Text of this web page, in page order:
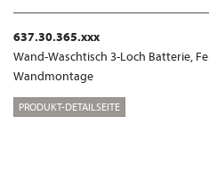
637.30.365.xxx
Wand-Waschtisch 3-Loch Batterie,
Wandmontage
PRODUKT-DETAILSEITE